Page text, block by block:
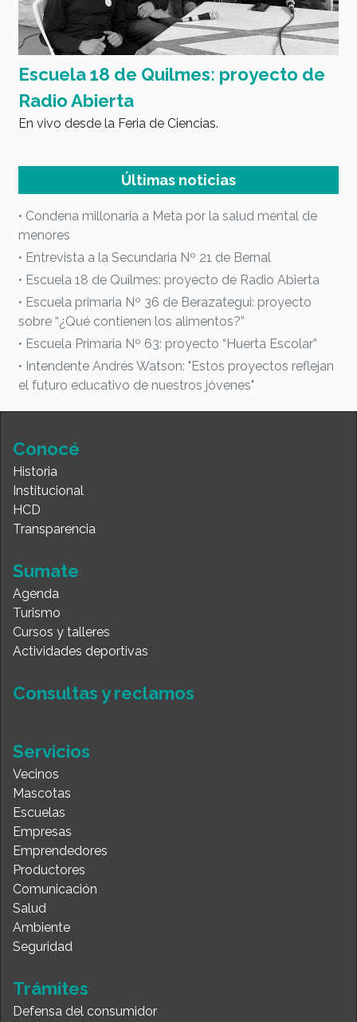
Escuela 18 de Quilmes: proyecto de
Radio Abierta
En vivo desde la Feria de Ciencias.
Últimas noticias
• Condena millonaria a Meta por la salud mental de
menores
• Entrevista a la Secundaria Nº 21 de Bernal
• Escuela 18 de Quilmes: proyecto de Radio Abierta
• Escuela primaria Nº 36 de Berazategui: proyecto
sobre “¿Qué contienen los alimentos?”
• Escuela Primaria Nº 63: proyecto “Huerta Escolar”
• Intendente Andrés Watson: "Estos proyectos reflejan
el futuro educativo de nuestros jóvenes"
Conocé
Historia
Institucional
HCD
Transparencia
Sumate
Agenda
Turismo
Cursos y talleres
Actividades deportivas
Consultas y reclamos
Servicios
Vecinos
Mascotas
Escuelas
Empresas
Emprendedores
Productores
Comunicación
Salud
Ambiente
Seguridad
Trámites
Defensa del consumidor